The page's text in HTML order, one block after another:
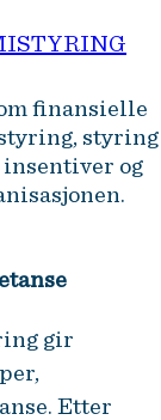
finansielle
styring
insentiver og
gir
Etter